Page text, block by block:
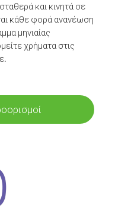
και κινητά σε
κάθε φορά ανανέωση
μηνιαίας
χρήματα στις